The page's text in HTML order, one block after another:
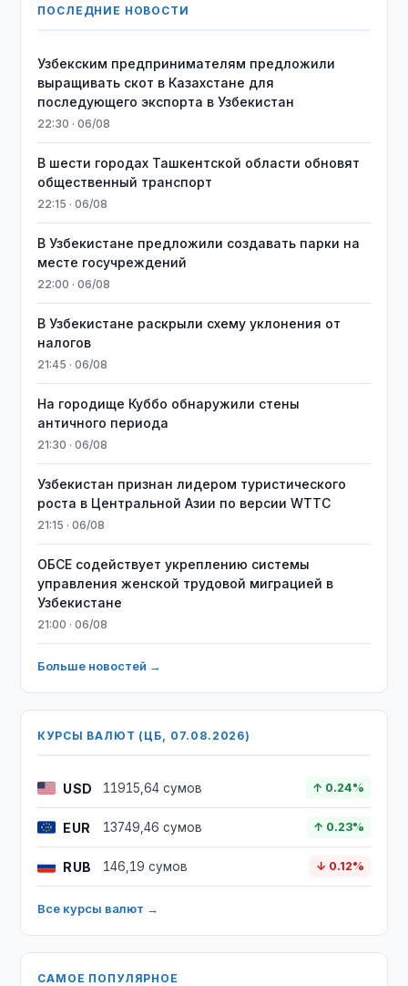
ПОСЛЕДНИЕ НОВОСТИ
Узбекским предпринимателям предложили
выращивать скот в Казахстане для
последующего экспорта в Узбекистан
22:30 · 06/08
В шести городах Ташкентской области обновят
общественный транспорт
22:15 · 06/08
В Узбекистане предложили создавать парки на
месте госучреждений
22:00 · 06/08
В Узбекистане раскрыли схему уклонения от
налогов
21:45 · 06/08
На городище Куббо обнаружили стены
античного периода
21:30 · 06/08
Узбекистан признан лидером туристического
роста в Центральной Азии по версии WTTC
21:15 · 06/08
ОБСЕ содействует укреплению системы
управления женской трудовой миграцией в
Узбекистане
21:00 · 06/08
Больше новостей →
КУРСЫ ВАЛЮТ (ЦБ, 07.08.2026)
USD 11915,64 сумов ↑ 0.24%
EUR 13749,46 сумов ↑ 0.23%
RUB 146,19 сумов ↓ 0.12%
Все курсы валют →
САМОЕ ПОПУЛЯРНОЕ